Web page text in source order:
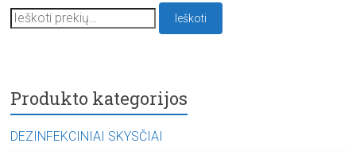
Ieškoti:
Ieškoti
Produkto kategorijos
DEZINFEKCINIAI SKYSČIAI